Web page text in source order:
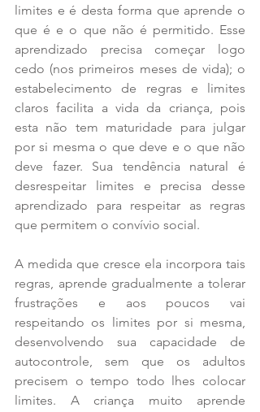
limites e é desta forma que aprende o
que é e o que não é permitido. Esse
aprendizado precisa começar logo
cedo (nos primeiros meses de vida); o
estabelecimento de regras e limites
claros facilita a vida da criança, pois
esta não tem maturidade para julgar
por si mesma o que deve e o que não
deve fazer. Sua tendência natural é
desrespeitar limites e precisa desse
aprendizado para respeitar as regras
que permitem o convívio social.
A medida que cresce ela incorpora tais
regras, aprende gradualmente a tolerar
frustrações e aos poucos vai
respeitando os limites por si mesma,
desenvolvendo sua capacidade de
autocontrole, sem que os adultos
precisem o tempo todo lhes colocar
limites. A criança muito aprende